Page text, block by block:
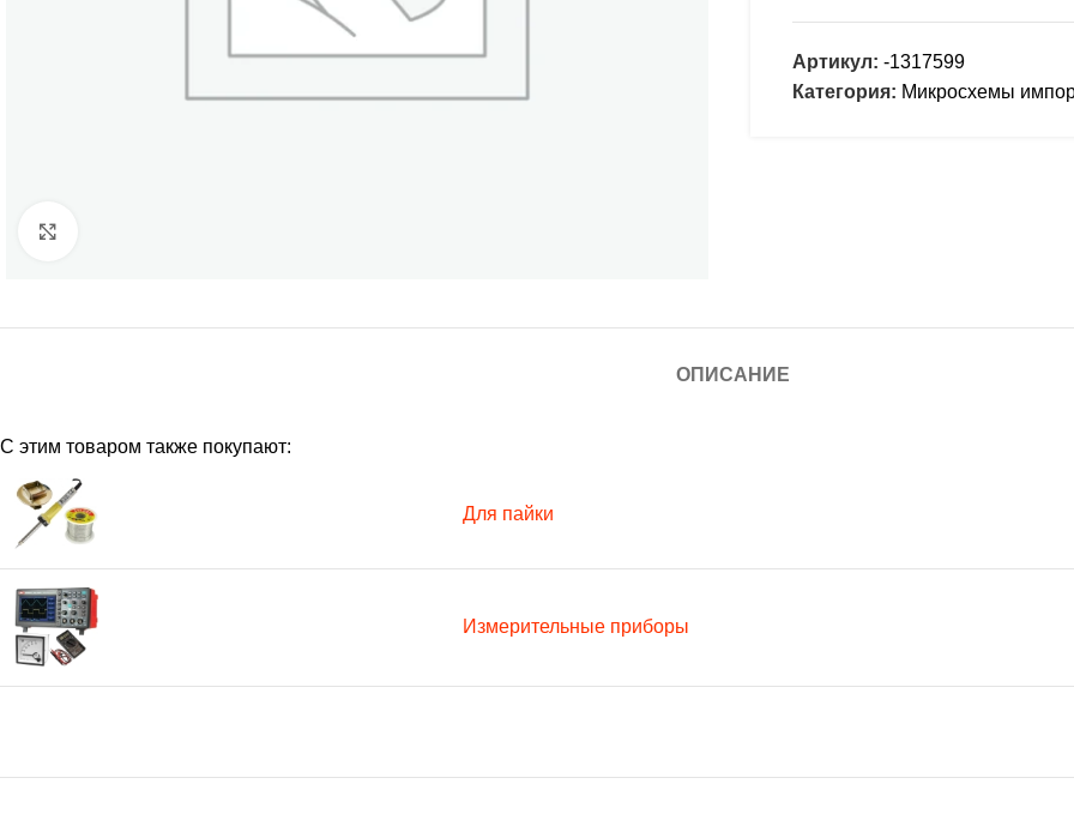
Артикул: -1317599
Категория: Микросхемы
ОПИСАНИЕ
С этим товаром также покупают:
Для пайки
Измерительные приборы